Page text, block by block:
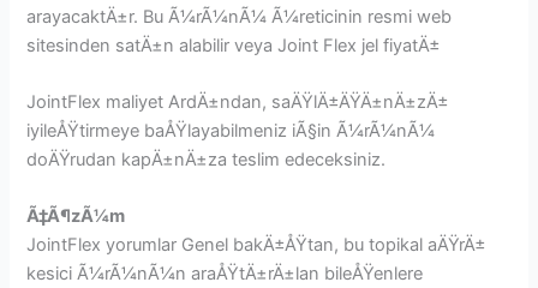
arayacaktÄ±r. Bu Ã¼rÃ¼nÃ¼ Ã¼reticinin resmi web
sitesinden satÄ±n alabilir veya Joint Flex jel fiyatÄ±
JointFlex maliyet ArdÄ±ndan, saÄŸlÄ±ÄŸÄ±nÄ±zÄ±
iyileÅŸtirmeye baÅŸlayabilmeniz iÃ§in Ã¼rÃ¼nÃ¼
doÄŸrudan kapÄ±nÄ±za teslim edeceksiniz.
Ã‡Ã¶zÃ¼m
JointFlex yorumlar Genel bakÄ±ÅŸtan, bu topikal aÄŸrÄ±
kesici Ã¼rÃ¼nÃ¼n araÅŸtÄ±rÄ±lan bileÅŸenlere